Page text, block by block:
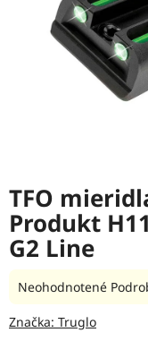
TFO
Produkt
G2 Line
Priemerné
produktu
Neohodnotené
Značka: Truglo